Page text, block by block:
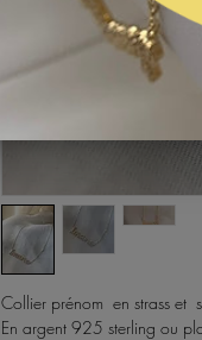
Collier prénom en strass et
En argent 925 sterling ou